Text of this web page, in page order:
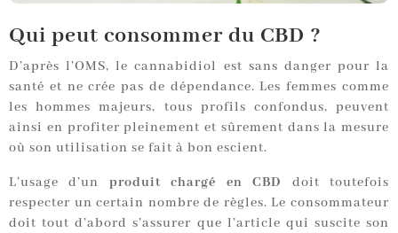
Qui peut consommer du CBD ?
D’après l’OMS, le cannabidiol est sans danger pour la
santé et ne crée pas de dépendance. Les femmes comme
les hommes majeurs, tous profils confondus, peuvent
ainsi en profiter pleinement et sûrement dans la mesure
où son utilisation se fait à bon escient.
L’usage d’un produit chargé en CBD
doit toutefois
respecter un certain nombre de règles. Le consommateur
doit tout d’abord s’assurer que l’article qui suscite son